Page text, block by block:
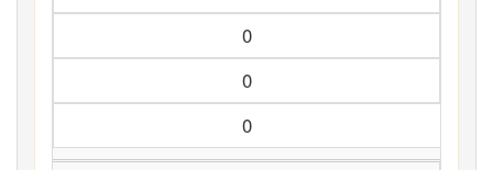
0
0
0